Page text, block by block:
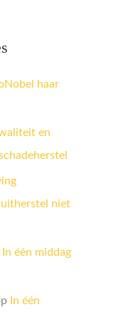
haar
en
niet
In één middag
In één